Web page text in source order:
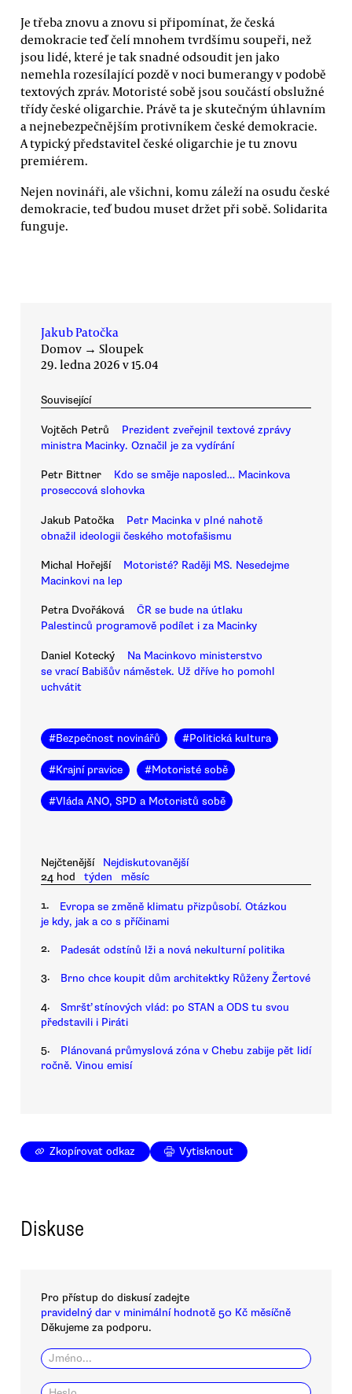
Je třeba znovu a znovu si připomínat, že česká
demokracie teď čelí mnohem tvrdšímu soupeři, než
jsou lidé, které je tak snadné odsoudit jen jako
nemehla rozesílající pozdě v noci bumerangy v podobě
textových zpráv. Motoristé sobě jsou součástí obslužné
třídy české oligarchie. Právě ta je skutečným úhlavním
a nejnebezpečnějším protivníkem české demokracie.
A typický představitel české oligarchie je tu znovu
premiérem.
Nejen novináři, ale všichni, komu záleží na osudu české
demokracie, teď budou muset držet při sobě. Solidarita
funguje.
Jakub Patočka
Domov → Sloupek
29. ledna 2026 v 15.04
Související
Vojtěch Petrů
Prezident zveřejnil textové zprávy
ministra Macinky. Označil je za vydírání
Petr Bittner
Kdo se směje naposled… Macinkova
proseccová slohovka
Jakub Patočka
Petr Macinka v plné nahotě
obnažil ideologii českého motofašismu
Michal Hořejší
Motoristé? Raději MS. Nesedejme
Macinkovi na lep
Petra Dvořáková
ČR se bude na útlaku
Palestinců programově podílet i za Macinky
Daniel Kotecký
Na Macinkovo ministerstvo
se vrací Babišův náměstek. Už dříve ho pomohl
uchvátit
#Bezpečnost novinářů #Politická kultura
#Krajní pravice #Motoristé sobě
#Vláda ANO, SPD a Motoristů sobě
Nejčtenější
Nejdiskutovanější
24 hod
týden měsíc
1.
Evropa se změně klimatu přizpůsobí. Otázkou
je kdy, jak a co s příčinami
2. Padesát odstínů lži a nová nekulturní politika
3. Brno chce koupit dům architektky Růženy Žertové
4.
Smršť stínových vlád: po STAN a ODS tu svou
představili i Piráti
5.
Plánovaná průmyslová zóna v Chebu zabije pět lidí
ročně. Vinou emisí
Zkopírovat odkaz Vytisknout
Diskuse
Pro přístup do diskusí zadejte
pravidelný dar v minimální hodnotě 50 Kč měsíčně
Děkujeme za podporu.